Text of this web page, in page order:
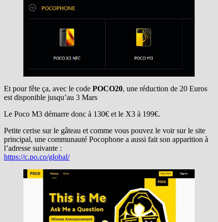
Et pour fête ça, avec le code POCO20, une réduction de 20 Euros
est disponible jusqu’au 3 Mars
Le Poco M3 démarre donc à 130€ et le X3 à 199€.
Petite cerise sur le gâteau et comme vous pouvez le voir sur le site
principal, une communauté Pocophone a aussi fait son apparition à
l’adresse suivante :
https://c.po.co/global/